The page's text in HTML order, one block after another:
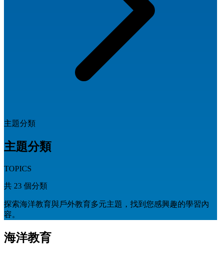
主題分類
主題分類
TOPICS
共 23 個分類
探索海洋教育與戶外教育多元主題，找到您感興趣的學習內
容。
海洋教育